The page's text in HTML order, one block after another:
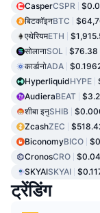
CasperCSPR
बिटकॉइनBTC
एथेरियमETH
सोलानाSOL $76.38
कार्डानोADA
HyperliquidHYPE
AudieraBEAT
शीबा इनुSHIB
ZcashZEC
BiconomyBICO
CronosCRO
SKYAISKYAI
ट्रेंडिंग